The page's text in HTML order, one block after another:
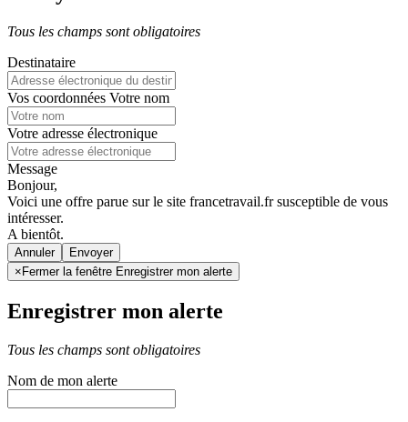
Tous les champs sont obligatoires
Destinataire
Vos coordonnées Votre nom
Votre adresse électronique
Message
Bonjour,
Voici une offre parue sur le site francetravail.fr susceptible de vous
intéresser.
A bientôt.
Annuler
× Fermer la fenêtre Enregistrer mon alerte
Enregistrer mon alerte
Tous les champs sont obligatoires
Nom de mon alerte